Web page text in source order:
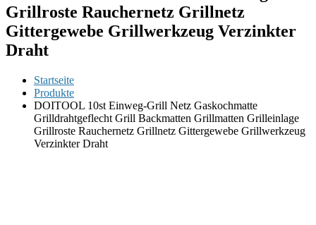
Grillroste Rauchernetz Grillnetz
Gittergewebe Grillwerkzeug Verzinkter
Draht
Startseite
Produkte
DOITOOL 10st Einweg-Grill Netz Gaskochmatte
Grilldrahtgeflecht Grill Backmatten Grillmatten Grilleinlage
Grillroste Rauchernetz Grillnetz Gittergewebe Grillwerkzeug
Verzinkter Draht